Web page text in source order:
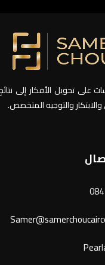
على تحويل الأفكار إلى
والابتكار والتوجيه المتخصص.